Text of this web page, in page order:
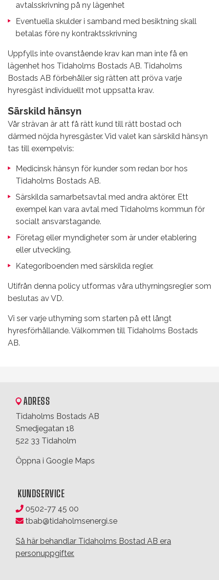
avtalsskrivning på ny lägenhet
Eventuella skulder i samband med besiktning skall
betalas före ny kontraktsskrivning
Uppfylls inte ovanstående krav kan man inte få en
lägenhet hos Tidaholms Bostads AB. Tidaholms
Bostads AB förbehåller sig rätten att pröva varje
hyresgäst individuellt mot uppsatta krav.
Särskild hänsyn
Vår strävan är att få rätt kund till rätt bostad och
därmed nöjda hyresgäster. Vid valet kan särskild hänsyn
tas till exempelvis:
Medicinsk hänsyn för kunder som redan bor hos
Tidaholms Bostads AB.
Särskilda samarbetsavtal med andra aktörer. Ett
exempel kan vara avtal med Tidaholms kommun för
socialt ansvarstagande.
Företag eller myndigheter som är under etablering
eller utveckling.
Kategoriboenden med särskilda regler.
Utifrån denna policy utformas våra uthyrningsregler som
beslutas av VD.
Vi ser varje uthyrning som starten på ett långt
hyresförhållande. Välkommen till Tidaholms Bostads
AB.
ADRESS
Tidaholms Bostads AB
Smedjegatan 18
522 33 Tidaholm
Öppna i Google Maps
KUNDSERVICE
0502-77 45 00
tbab@tidaholmsenergi.se
Så här behandlar Tidaholms Bostad AB era
personuppgifter.